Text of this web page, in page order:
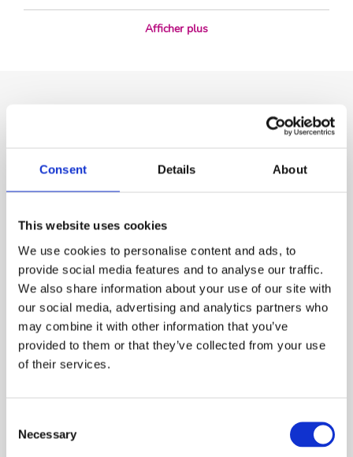
Consent Details About
This website uses cookies
We use cookies to personalise content and ads, to
provide social media features and to analyse our traffic.
We also share information about your use of our site with
our social media, advertising and analytics partners who
may combine it with other information that you’ve
provided to them or that they’ve collected from your use
of their services.
Selection
Necessary
Afficher plus
Produits chimiques pour piscines